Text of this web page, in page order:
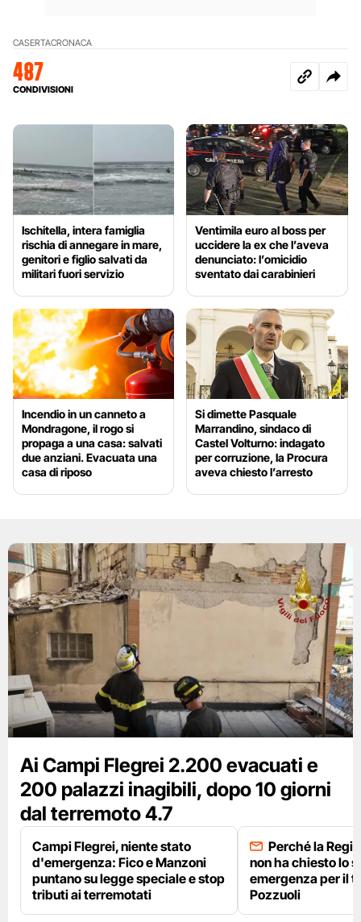
CASERTACRONACA
487
CONDIVISIONI
Ischitella, intera famiglia
rischia di annegare in mare,
genitori e figlio salvati da
militari fuori servizio
Ventimila euro al boss per
uccidere la ex che l’aveva
denunciato: l’omicidio
sventato dai carabinieri
Incendio in un canneto a
Mondragone, il rogo si
propaga a una casa: salvati
due anziani. Evacuata una
casa di riposo
Si dimette Pasquale
Marrandino, sindaco di
Castel Volturno: indagato
per corruzione, la Procura
aveva chiesto l’arresto
Ai Campi Flegrei 2.200 evacuati e
200 palazzi inagibili, dopo 10 giorni
dal terremoto 4.7
Campi Flegrei, niente stato
d'emergenza: Fico e Manzoni
puntano su legge speciale e stop
tributi ai terremotati
Perché la
non ha chiesto lo
emergenza per il
Pozzuoli